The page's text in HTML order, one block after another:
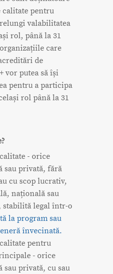
pentru
valabilitatea
rol, până la 31
care
de
vor putea să își
pentru a participa
rol până la 31
- orice
sau privată, fără
cu scop lucrativ,
națională sau
legal într-o
la program sau
învecinată.
pentru
- orice
sau privată, cu sau